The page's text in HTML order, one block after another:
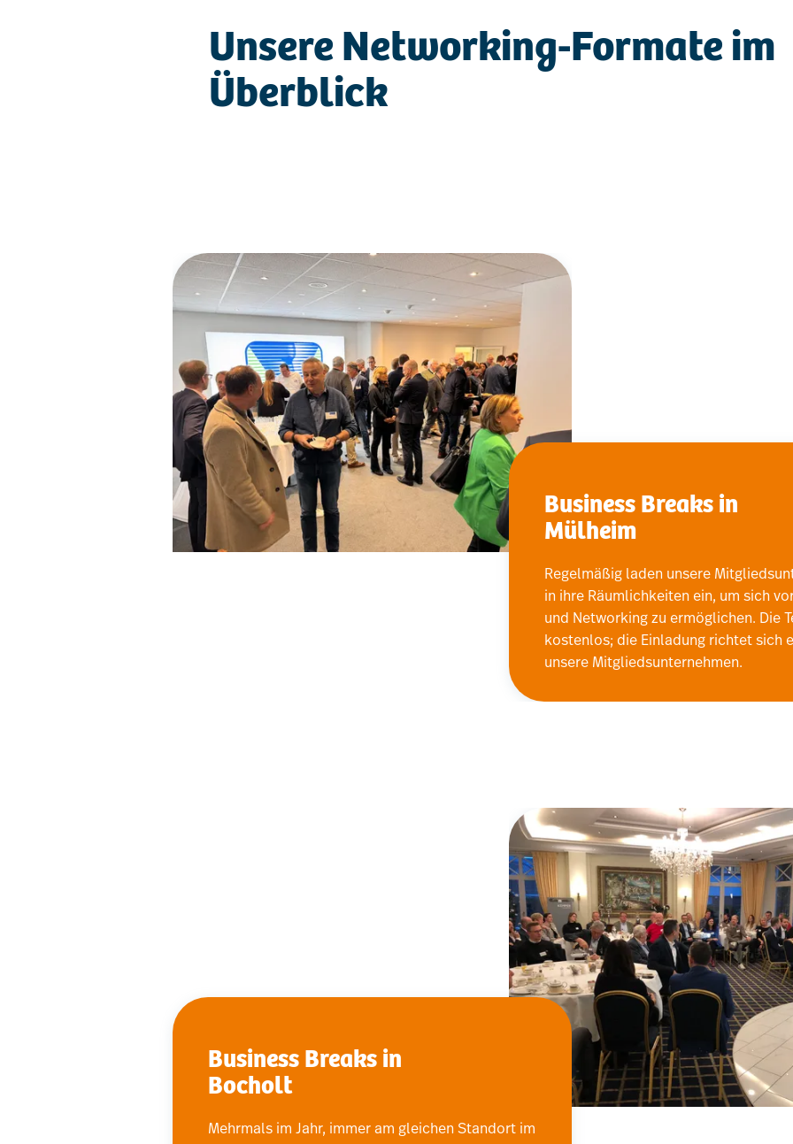
Unsere Networking-Formate im
Überblick
Business Breaks in
Mülheim
Regelmäßig laden unsere
in ihre Räumlichkeiten ein, um sich
und Networking zu ermöglichen. Die
kostenlos; die Einladung richtet sich
unsere Mitgliedsunternehmen.
Business Breaks in
Bocholt
Mehrmals im Jahr, immer am gleichen Standort im